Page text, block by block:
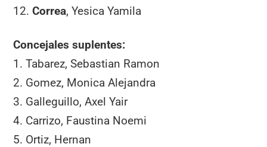
12.Correa, Yesica Yamila
Concejales suplentes:
1. Tabarez, Sebastian Ramon
2. Gomez, Monica Alejandra
3. Galleguillo, Axel Yair
4. Carrizo, Faustina Noemi
5. Ortiz, Hernan